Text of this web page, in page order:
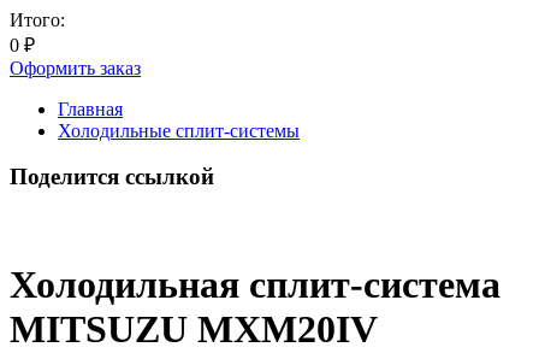
Итого:
0 ₽
Оформить заказ
Главная
Холодильные сплит-системы
Поделится ссылкой
Холодильная сплит-система
MITSUZU MXM20IV